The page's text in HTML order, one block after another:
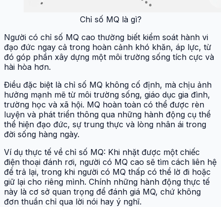
Chỉ số MQ là gì?
Người có chỉ số MQ cao thường biết kiểm soát hành vi
đạo đức ngay cả trong hoàn cảnh khó khăn, áp lực, từ
đó góp phần xây dựng một môi trường sống tích cực và
hài hòa hơn.
Điều đặc biệt là chỉ số MQ không cố định, mà chịu ảnh
hưởng mạnh mẽ từ môi trường sống, giáo dục gia đình,
trường học và xã hội. MQ hoàn toàn có thể được rèn
luyện và phát triển thông qua những hành động cụ thể
thể hiện đạo đức, sự trung thực và lòng nhân ái trong
đời sống hàng ngày.
Ví dụ thực tế về chỉ số MQ: Khi nhặt được một chiếc
điện thoại đánh rơi, người có MQ cao sẽ tìm cách liên hệ
để trả lại, trong khi người có MQ thấp có thể lờ đi hoặc
giữ lại cho riêng mình. Chính những hành động thực tế
này là cơ sở quan trọng để đánh giá MQ, chứ không
đơn thuần chỉ qua lời nói hay ý nghĩ.